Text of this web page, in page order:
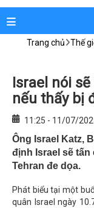
Trang chủ Thế
Israel nói
nếu thấy bị
11:25 - 11/07/
Ông Israel Katz,
định Israel sẽ
Tehran đe dọa.
Phát biểu tại một
quân Israel ngày